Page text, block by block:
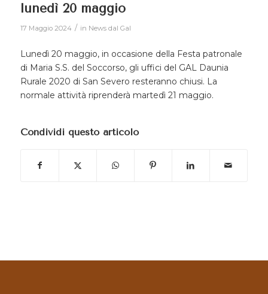
lunedì 20 maggio
17 Maggio 2024 / in News dal Gal
Lunedì 20 maggio, in occasione della Festa patronale
di Maria S.S. del Soccorso, gli uffici del GAL Daunia
Rurale 2020 di San Severo resteranno chiusi. La
normale attività riprenderà martedì 21 maggio.
Condividi questo articolo